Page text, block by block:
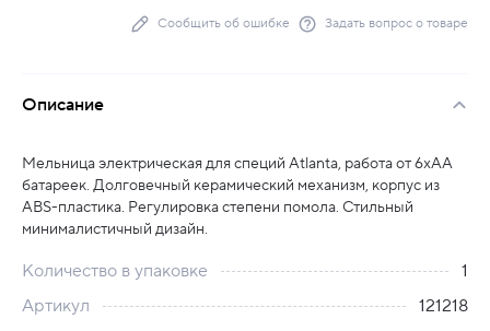
Сообщить об ошибке Задать вопрос о товаре
Описание
Мельница электрическая для специй Atlanta, работа от 6хАА
батареек. Долговечный керамический механизм, корпус из
ABS-пластика. Регулировка степени помола. Стильный
минималистичный дизайн.
Количество в упаковке
1
Артикул
121218